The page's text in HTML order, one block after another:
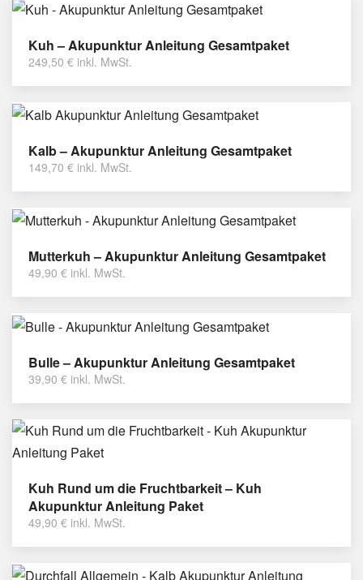
Kuh – Akupunktur Anleitung Gesamtpaket
249,50 € inkl. MwSt.
Kalb – Akupunktur Anleitung Gesamtpaket
149,70 € inkl. MwSt.
Mutterkuh – Akupunktur Anleitung Gesamtpaket
49,90 € inkl. MwSt.
Bulle – Akupunktur Anleitung Gesamtpaket
39,90 € inkl. MwSt.
Kuh Rund um die Fruchtbarkeit – Kuh
Akupunktur Anleitung Paket
49,90 € inkl. MwSt.